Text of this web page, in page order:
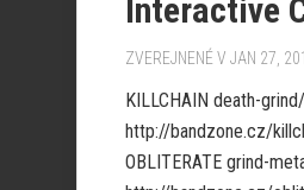
Interactive
ZVEREJNENÉ V JAN 27,
KILLCHAIN death-
http://bandzone.cz/
OBLITERATE grind-